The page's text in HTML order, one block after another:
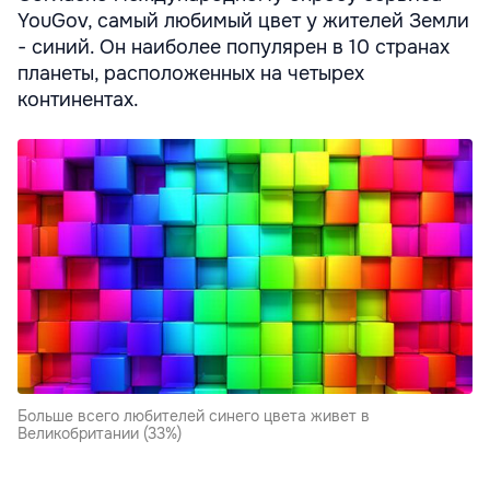
YouGov, самый любимый цвет у жителей Земли
- синий. Он наиболее популярен в 10 странах
планеты, расположенных на четырех
континентах.
Больше всего любителей синего цвета живет в
Великобритании (33%)